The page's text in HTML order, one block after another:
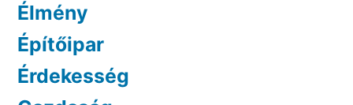
Élmény
Építőipar
Érdekesség